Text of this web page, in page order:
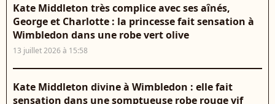
Kate Middleton très complice avec ses aînés,
George et Charlotte : la princesse fait sensation à
Wimbledon dans une robe vert olive
13 juillet 2026 à 15:58
Kate Middleton divine à Wimbledon : elle fait
sensation dans une somptueuse robe rouge vif